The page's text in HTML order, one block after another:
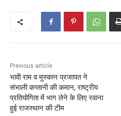
Previous article
भावी राम व मुस्कान प्रजापत ने
संभाली कप्तानी की कमान, राष्ट्रीय
प्रतियोगिता में भाग लेने के लिए रवाना
हुई राजस्थान की टीम